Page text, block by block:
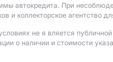
автокредита. При
и коллекторское агентство
не я вляется
о наличии и стоимости